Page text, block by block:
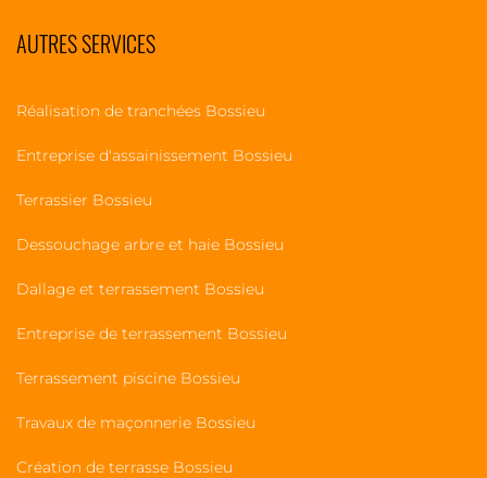
AUTRES SERVICES
Réalisation de tranchées Bossieu
Entreprise d'assainissement Bossieu
Terrassier Bossieu
Dessouchage arbre et haie Bossieu
Dallage et terrassement Bossieu
Entreprise de terrassement Bossieu
Terrassement piscine Bossieu
Travaux de maçonnerie Bossieu
Création de terrasse Bossieu